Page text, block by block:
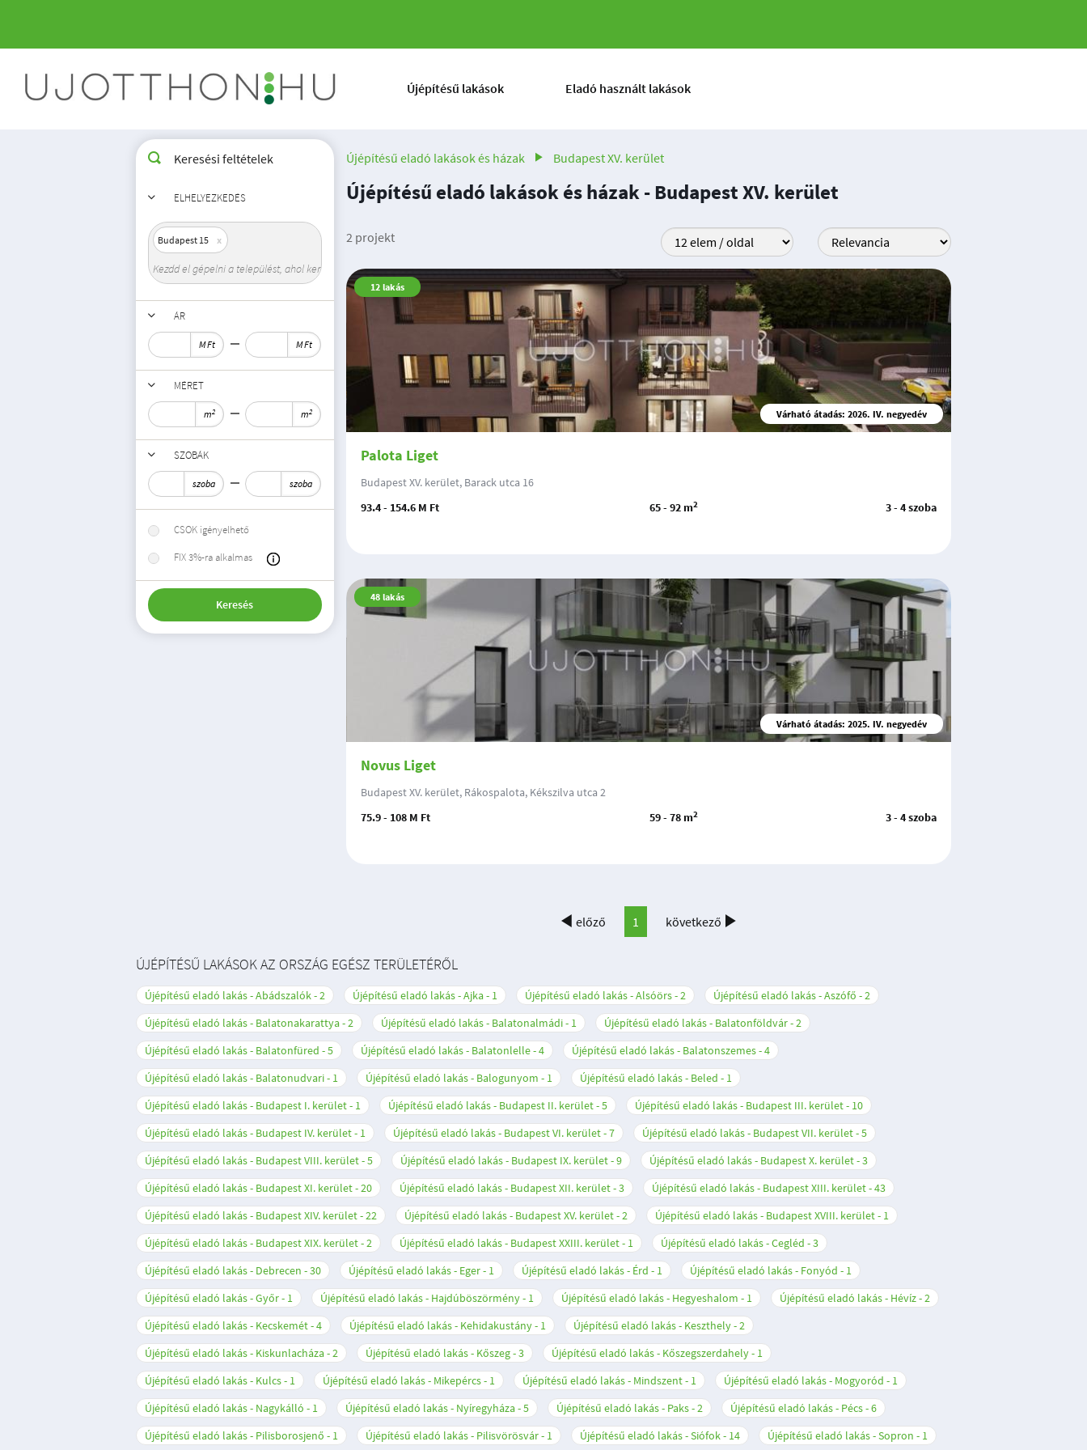
Újépítésű lakások Eladó használt lakások
Újépítésű eladó lakások és házak Budapest XV. kerület
Újépítésű eladó lakások és házak - Budapest XV. kerület
2 projekt
12lakás
Várható átadás: 2026. IV. negyedév
Palota Liget
Budapest XV. kerület, Barack utca 16
93.4 - 154.6 M Ft
65 - 92 m2 3 - 4 szoba
48lakás
Várható átadás: 2025. IV. negyedév
Novus Liget
Budapest XV. kerület, Rákospalota, Kékszilva utca 2
75.9 - 108 M Ft
59 - 78 m2 3 - 4 szoba
előző 1 következő
Keresési feltételek
ELHELYEZKEDÉS
Budapest 15
ÁR
M Ft M Ft
MÉRET
m2 m2
SZOBÁK
szoba szoba
CSOK igényelhető
FIX 3%-ra alkalmas
Keresés
ÚJÉPÍTÉSŰ LAKÁSOK AZ ORSZÁG EGÉSZ TERÜLETÉRŐL
Újépítésű eladó lakás - Abádszalók 2 Újépítésű eladó lakás - Ajka 1 Újépítésű eladó lakás - Alsóörs 2 Újépítésű eladó lakás - Aszófő
2
Újépítésű eladó lakás - Balatonakarattya 2 Újépítésű eladó lakás - Balatonalmádi 1 Újépítésű eladó lakás - Balatonföldvár 2
Újépítésű eladó lakás - Balatonfüred
5 Újépítésű eladó lakás - Balatonlelle 4 Újépítésű eladó lakás - Balatonszemes 4
Újépítésű eladó lakás - Balatonudvari
1 Újépítésű eladó lakás - Balogunyom 1 Újépítésű eladó lakás - Beled
1
Újépítésű eladó lakás - Budapest I. kerület
1 Újépítésű eladó lakás - Budapest II. kerület 5 Újépítésű eladó lakás - Budapest III. kerület
10
Újépítésű eladó lakás - Budapest IV. kerület
1 Újépítésű eladó lakás - Budapest VI. kerület 7 Újépítésű eladó lakás - Budapest VII. kerület 5
Újépítésű eladó lakás - Budapest VIII. kerület 5 Újépítésű eladó lakás - Budapest IX. kerület 9 Újépítésű eladó lakás - Budapest X. kerület 3
Újépítésű eladó lakás - Budapest XI. kerület 20 Újépítésű eladó lakás - Budapest XII. kerület 3 Újépítésű eladó lakás - Budapest XIII. kerület 43
Újépítésű eladó lakás - Budapest XIV. kerület 22 Újépítésű eladó lakás - Budapest XV. kerület 2 Újépítésű eladó lakás - Budapest XVIII. kerület
1
Újépítésű eladó lakás - Budapest XIX. kerület 2 Újépítésű eladó lakás - Budapest XXIII. kerület 1 Újépítésű eladó lakás - Cegléd
3
Újépítésű eladó lakás - Debrecen
30 Újépítésű eladó lakás - Eger 1 Újépítésű eladó lakás - Érd 1 Újépítésű eladó lakás - Fonyód
1
Újépítésű eladó lakás - Győr
1 Újépítésű eladó lakás - Hajdúböszörmény 1 Újépítésű eladó lakás - Hegyeshalom 1 Újépítésű eladó lakás - Hévíz 2
Újépítésű eladó lakás - Kecskemét 4 Újépítésű eladó lakás - Kehidakustány 1 Újépítésű eladó lakás - Keszthely 2
Újépítésű eladó lakás - Kiskunlacháza 2 Újépítésű eladó lakás - Kőszeg 3 Újépítésű eladó lakás - Kőszegszerdahely
1
Újépítésű eladó lakás - Kulcs
1 Újépítésű eladó lakás - Mikepércs 1 Újépítésű eladó lakás - Mindszent 1 Újépítésű eladó lakás - Mogyoród
1
Újépítésű eladó lakás - Nagykálló
1 Újépítésű eladó lakás - Nyíregyháza 5 Újépítésű eladó lakás - Paks 2 Újépítésű eladó lakás - Pécs 6
Újépítésű eladó lakás - Pilisborosjenő
1 Újépítésű eladó lakás - Pilisvörösvár 1 Újépítésű eladó lakás - Siófok 14 Újépítésű eladó lakás - Sopron 1